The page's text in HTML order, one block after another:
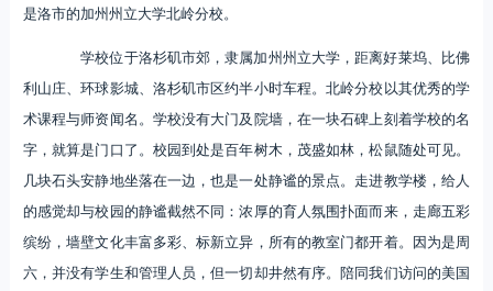
是洛市的加州州立大学北岭分校。
学校位于洛杉矶市郊，隶属加州州立大学，距离好莱坞、比佛
利山庄、环球影城、洛杉矶市区约半小时车程。北岭分校以其优秀的学
术课程与师资闻名。学校没有大门及院墙，在一块石碑上刻着学校的名
字，就算是门口了。校园到处是百年树木，茂盛如林，松鼠随处可见。
几块石头安静地坐落在一边，也是一处静谧的景点。走进教学楼，给人
的感觉却与校园的静谧截然不同：浓厚的育人氛围扑面而来，走廊五彩
缤纷，墙壁文化丰富多彩、标新立异，所有的教室门都开着。因为是周
六，并没有学生和管理人员，但一切却井然有序。陪同我们访问的美国